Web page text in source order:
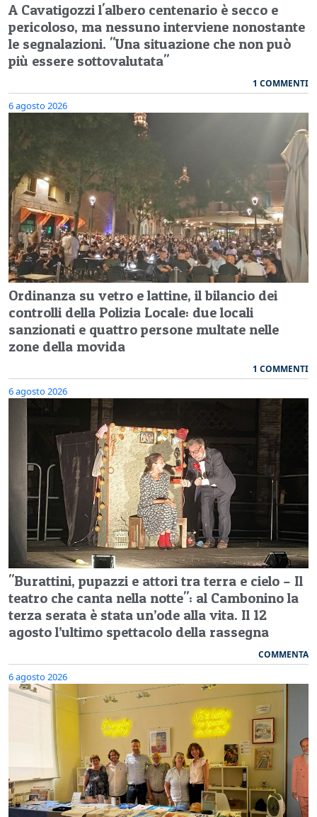
A Cavatigozzi l'albero centenario è secco e
pericoloso, ma nessuno interviene nonostante
le segnalazioni. "Una situazione che non può
più essere sottovalutata"
1 COMMENTI
6 agosto 2026
Ordinanza su vetro e lattine, il bilancio dei
controlli della Polizia Locale: due locali
sanzionati e quattro persone multate nelle
zone della movida
1 COMMENTI
6 agosto 2026
"Burattini, pupazzi e attori tra terra e cielo – Il
teatro che canta nella notte": al Cambonino la
terza serata è stata un’ode alla vita. Il 12
agosto l’ultimo spettacolo della rassegna
COMMENTA
6 agosto 2026